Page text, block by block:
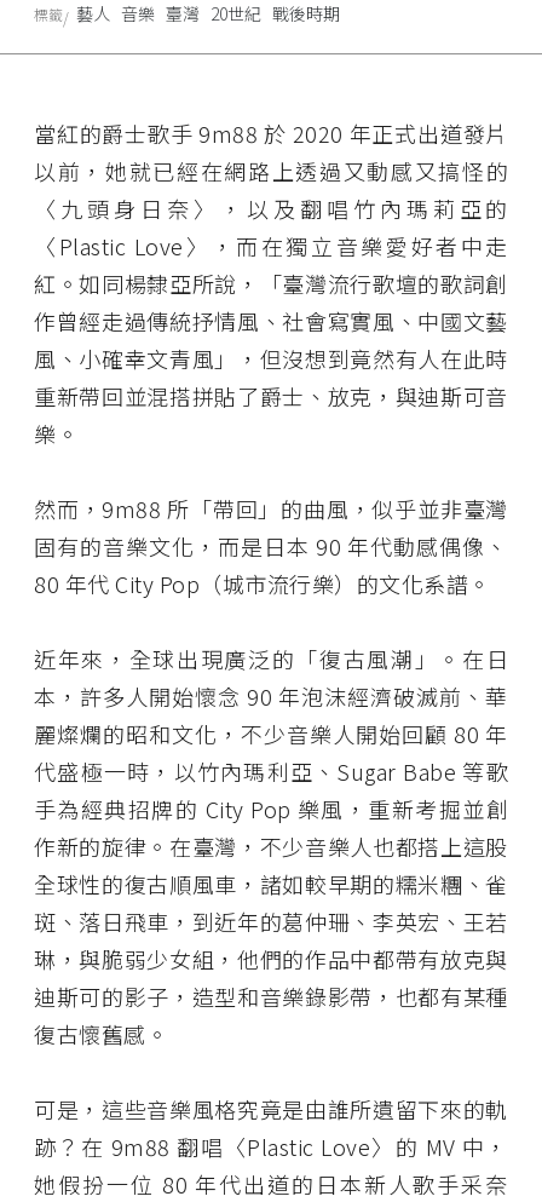
當紅的爵士歌手 9m88 於 2020 年正式出道發片
以前，她就已經在網路上透過又動感又搞怪的
〈九頭身日奈〉，以及翻唱竹內瑪莉亞的
〈Plastic Love〉，而在獨立音樂愛好者中走
紅。如同楊隸亞所說，「臺灣流行歌壇的歌詞創
作曾經走過傳統抒情風、社會寫實風、中國文藝
風、小確幸文青風」，但沒想到竟然有人在此時
重新帶回並混搭拼貼了爵士、放克，與迪斯可音
樂。
然而，9m88 所「帶回」的曲風，似乎並非臺灣
固有的音樂文化，而是日本 90 年代動感偶像、
80 年代 City Pop（城市流行樂）的文化系譜。
近年來，全球出現廣泛的「復古風潮」。在日
本，許多人開始懷念 90 年泡沫經濟破滅前、華
麗燦爛的昭和文化，不少音樂人開始回顧 80 年
代盛極一時，以竹內瑪利亞、Sugar Babe 等歌
手為經典招牌的 City Pop 樂風，重新考掘並創
作新的旋律。在臺灣，不少音樂人也都搭上這股
全球性的復古順風車，諸如較早期的糯米糰、雀
斑、落日飛車，到近年的葛仲珊、李英宏、王若
琳，與脆弱少女組，他們的作品中都帶有放克與
迪斯可的影子，造型和音樂錄影帶，也都有某種
復古懷舊感。
可是，這些音樂風格究竟是由誰所遺留下來的軌
跡？在 9m88 翻唱〈Plastic Love〉的 MV 中，
她假扮一位 80 年代出道的日本新人歌手采奈
標籤 藝人 音樂 臺灣 20世紀 戰後時期